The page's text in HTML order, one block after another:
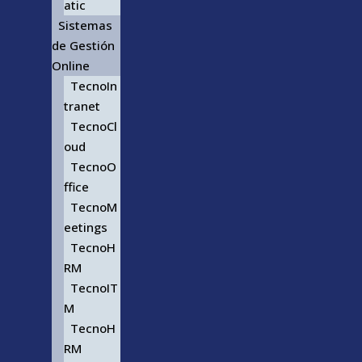
atic
Sistemas
de Gestión
Online
TecnoIn
tranet
TecnoCl
oud
TecnoO
ffice
TecnoM
eetings
TecnoH
RM
TecnoIT
M
TecnoH
RM